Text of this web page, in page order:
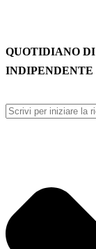
QUOTIDIANO
INDIPENDENTE